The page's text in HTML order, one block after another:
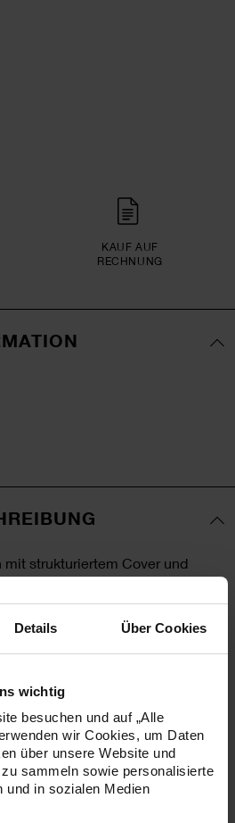
Details Über Cookies
wichtig
besuchen und auf „Alle
wir Cookies, um Daten
über unsere Website und
sammeln sowie personalisierte
und in sozialen Medien
KAUF AUF
RECHNUNG
strukturiertem Cover und
Auf 80 punktkarierten
besonders robust und
20,5x25,5 cm findet das
Rucksack oder jeder